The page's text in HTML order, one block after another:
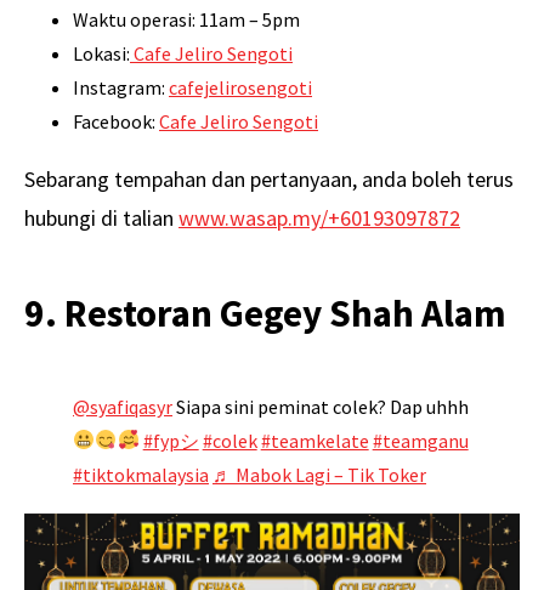
Waktu operasi: 11am – 5pm
Lokasi: Cafe Jeliro Sengoti
Instagram: cafejelirosengoti
Facebook: Cafe Jeliro Sengoti
Sebarang tempahan dan pertanyaan, anda boleh terus
hubungi di talian www.wasap.my/+60193097872
9. Restoran Gegey Shah Alam
@syafiqasyrSiapa sini peminat colek? Dap uhhh
#fypシ #colek#teamkelate #teamganu
#tiktokmalaysia ♬ Mabok Lagi – Tik Toker